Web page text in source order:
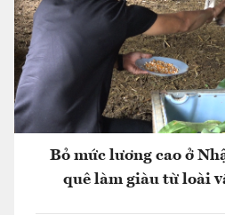
Bỏ mức lương cao ở
quê làm giàu từ loài